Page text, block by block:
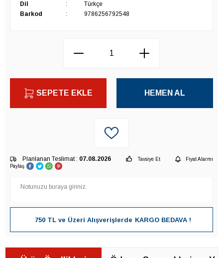
Dil
:
Türkçe
Barkod
: 9786256792548
SEPETE EKLE HEMEN AL
Planlanan Teslimat : 07.08.2026 Tavsiye Et
Fiyat Alarmı
Paylaş
750 TL ve Üzeri Alışverişlerde KARGO BEDAVA !